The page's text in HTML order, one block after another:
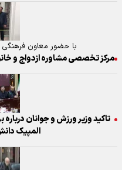
با حضور معاون فرهنگی
مرکز تخصصی مشاوره ازدواج و
تاکید وزیر ورزش و جوانان درباره
المپیک